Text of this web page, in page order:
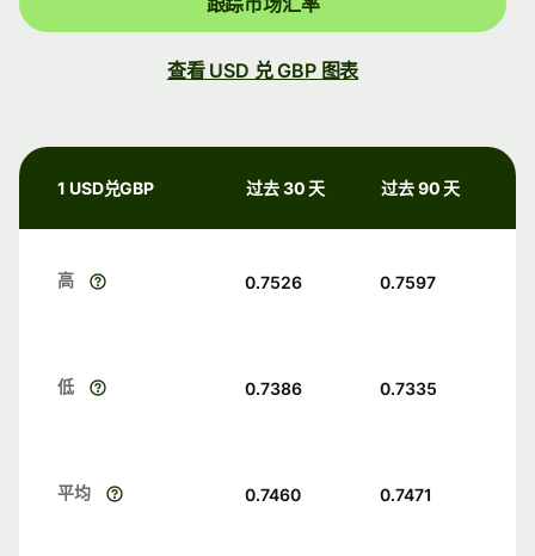
查看 USD 兑 GBP 图表
1 USD兑GBP 过去 30 天 过去 90 天
高 0.7526 0.7597
低 0.7386 0.7335
平均 0.7460 0.7471